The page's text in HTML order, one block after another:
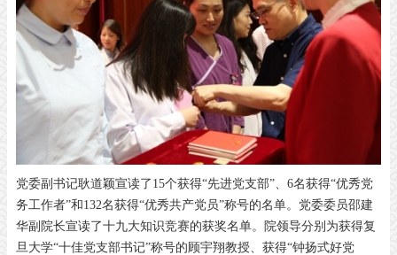
党委副书记耿道颖宣读了15个获得“先进党支部”、6名获得“优秀党
务工作者”和132名获得“优秀共产党员”称号的名单。党委委员邵建
华副院长宣读了十九大知识竞赛的获奖名单。院领导分别为获得复
旦大学“十佳党支部书记”称号的顾宇翔教授、获得“钟扬式好党